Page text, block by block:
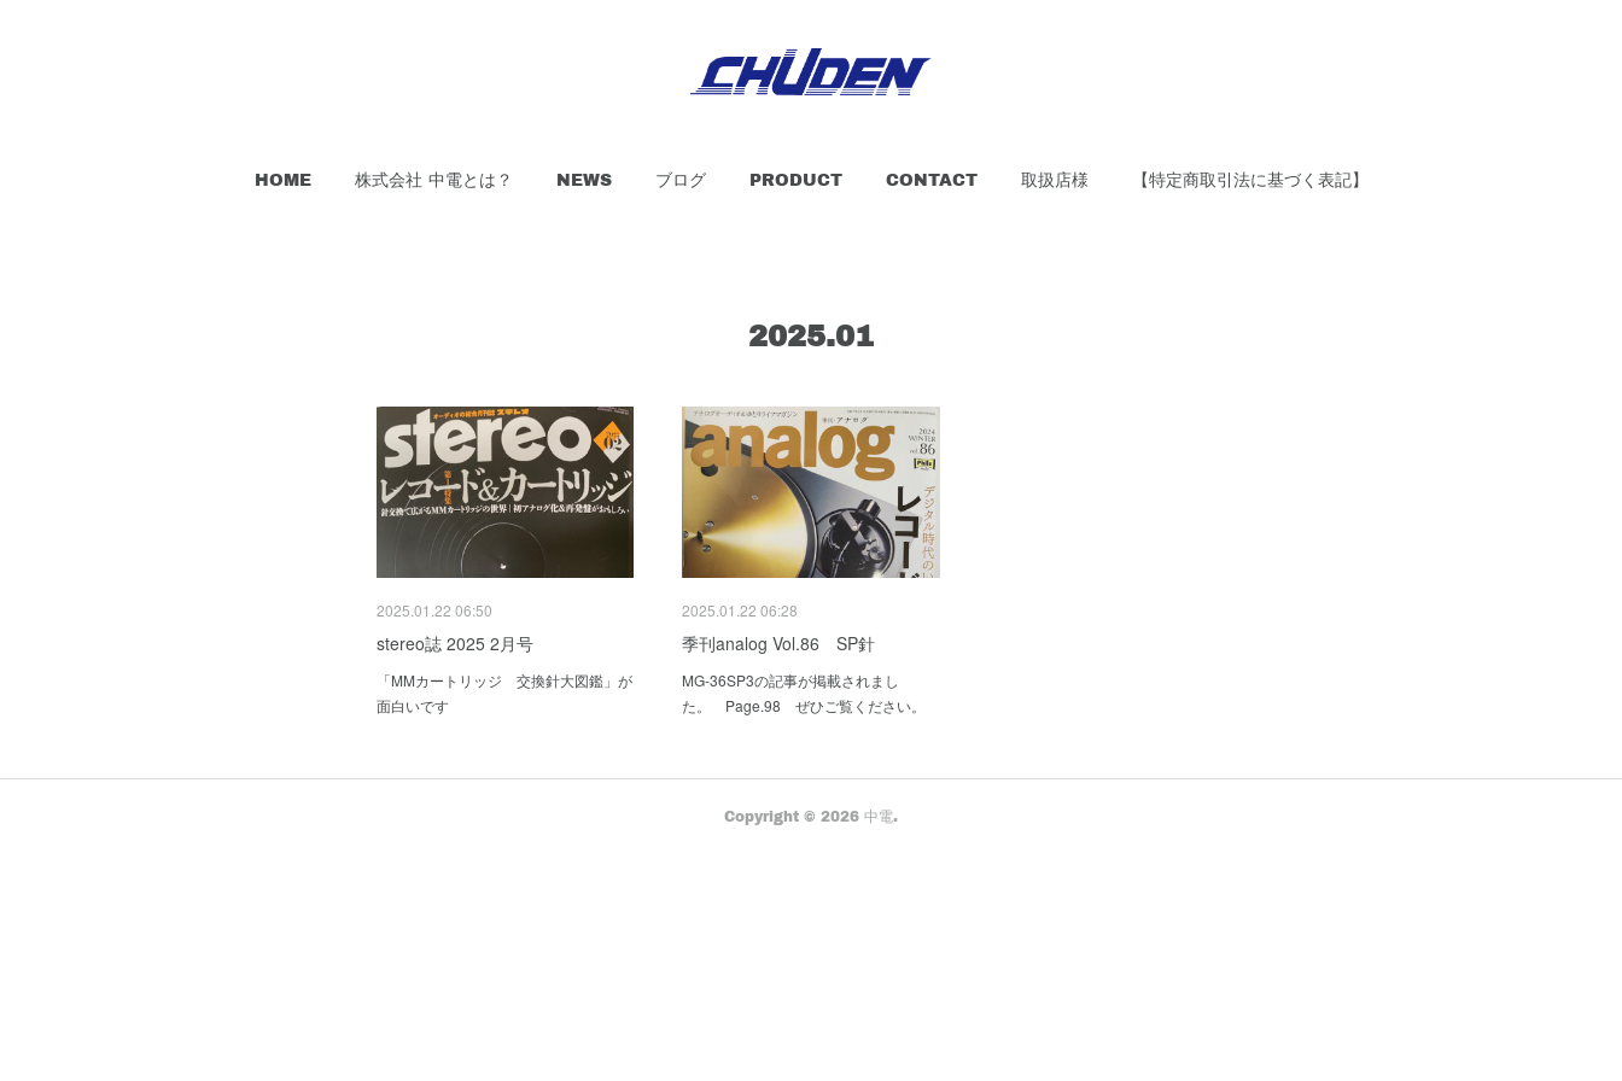
HOME 株式会社 中電とは？ NEWS ブログ PRODUCT CONTACT 取扱店様 【特定商取引法に基づく表記】
2025.01
2025.01.22 06:50
stereo誌 2025 2月号
「MMカートリッジ 交換針大図鑑」が
面白いです
2025.01.22 06:28
季刊analog Vol.86 SP針
MG-36SP3の記事が掲載されまし
た。 Page.98 ぜひご覧ください。
Copyright © 2026 中電.